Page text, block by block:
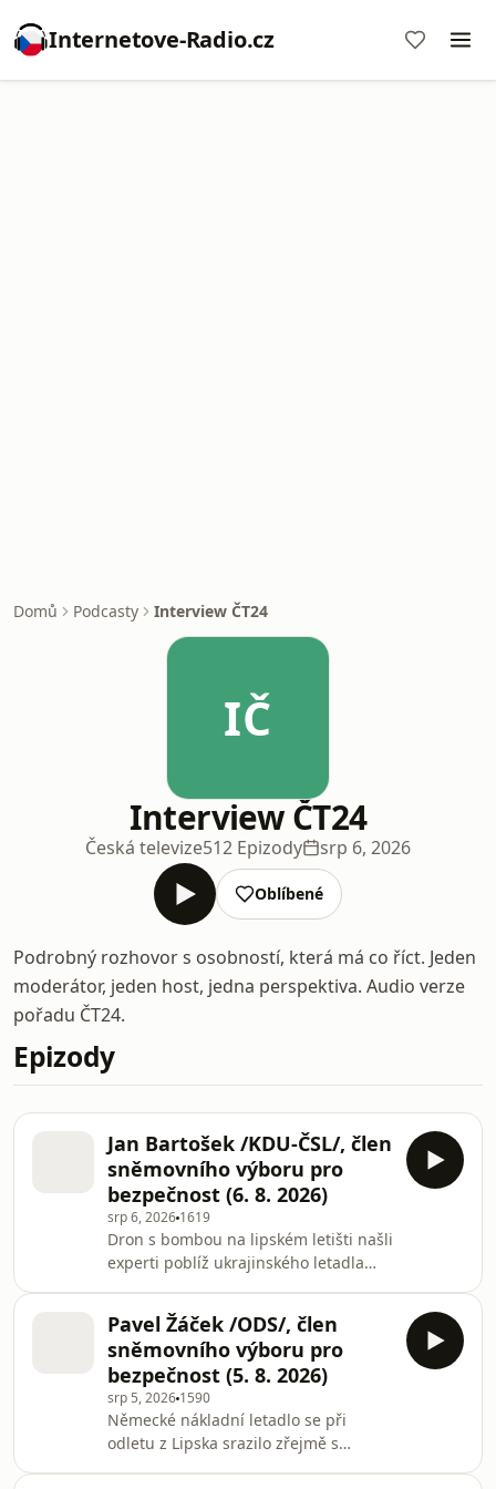
Internetove-Radio.cz
Domů Podcasty Interview ČT24
IČ
Interview ČT24
Česká televize512 Epizody srp 6, 2026
Oblíbené
Podrobný rozhovor s osobností, která má co říct. Jeden
moderátor, jeden host, jedna perspektiva. Audio verze
pořadu ČT24.
Epizody
Jan Bartošek /KDU-ČSL/, člen
sněmovního výboru pro
bezpečnost (6. 8. 2026)
srp 6, 2026 1619
Dron s bombou na lipském letišti našli
experti poblíž ukrajinského letadla
německá média. S čím se srazilo jiné,
přistávající nákladní letadlo
společnosti DHL, to zatím německé
úřady neřekly. Ministr vnitra
Alexander Dobrindt nicméně mluví o
hybridním útoku. Zanedbala evropská
letiště svou ostrahu? Jak hodně naši
bezpečnost ohrožuje vedro? A mají
Pavel Žáček /ODS/, člen
sněmovního výboru pro
bezpečnost (5. 8. 2026)
srp 5, 2026 1590
Německé nákladní letadlo se při
odletu z Lipska srazilo zřejmě s